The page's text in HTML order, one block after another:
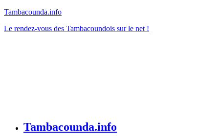
Tambacounda.info
Le rendez-vous des Tambacoundois sur le net !
Tambacounda.info